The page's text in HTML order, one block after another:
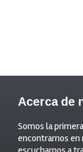
Acerca de
Somos la
encontrarnos